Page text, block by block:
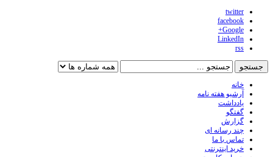
twitter
facebook
Google+
LinkedIn
آرشیو هفته نامه
یادداشت
گفتگو
گزارش
چند رسانه ای
تماس با ما
خرید اینترنتی